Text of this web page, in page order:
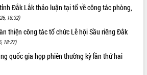
Đắk Lắk thảo luận tại tổ về công tác phòng,
18:32)
thiện công tác tổ chức Lễ hội Sầu riêng Đắk
18:27)
quốc gia họp phiên thường kỳ lần thứ hai